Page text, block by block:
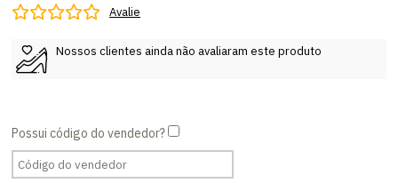
Avalie
Nossos clientes ainda não avaliaram este produto